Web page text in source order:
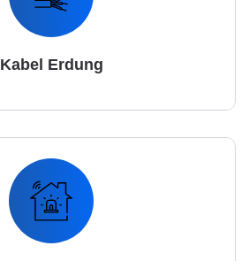
Kabel Erdung